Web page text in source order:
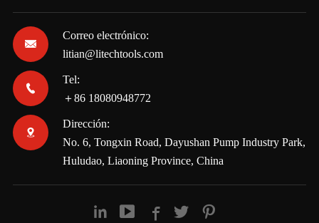

Correo electrónico:
litian@litechtools.com

Tel:
＋86 18080948772

Dirección:
No. 6, Tongxin Road, Dayushan Pump Industry Park,
Huludao, Liaoning Province, China
    